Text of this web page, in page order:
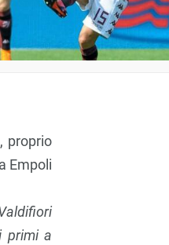
proprio
Empoli
primi a